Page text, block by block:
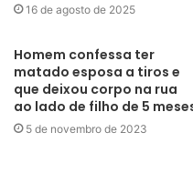
16 de agosto de 2025
Homem confessa ter
matado esposa a tiros e
que deixou corpo na rua
ao lado de filho de 5
5 de novembro de 2023